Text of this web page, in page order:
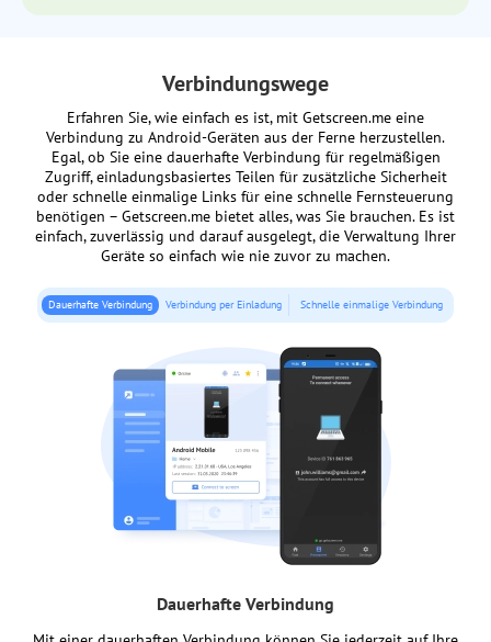
Verbindungswege
Erfahren Sie, wie einfach es ist, mit Getscreen.me eine
Verbindung zu Android-Geräten aus der Ferne herzustellen.
Egal, ob Sie eine dauerhafte Verbindung für regelmäßigen
Zugriff, einladungsbasiertes Teilen für zusätzliche Sicherheit
oder schnelle einmalige Links für eine schnelle Fernsteuerung
benötigen – Getscreen.me bietet alles, was Sie brauchen. Es ist
einfach, zuverlässig und darauf ausgelegt, die Verwaltung Ihrer
Geräte so einfach wie nie zuvor zu machen.
Dauerhafte Verbindung Verbindung per Einladung Schnelle einmalige Verbindung
Dauerhafte Verbindung